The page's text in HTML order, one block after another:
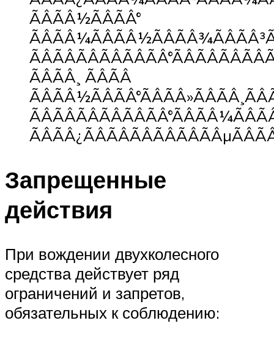
ÃÂÃÂ½ÃÂÃÂ°
ÃÂÃÂ¸ ÃÂÃÂ
Запрещенные
действия
При вождении двухколесного
средства действует ряд
ограничений и запретов,
обязательных к соблюдению: